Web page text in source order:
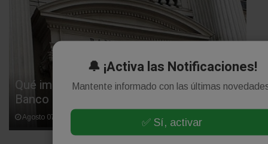
Qué impacto podría tener la reforma del
Banco Central en la economía argentina
Agosto 07, 2026
🔔 ¡Activa las Notificaciones!
Mantente informado con las últimas
✅ Sí, activar